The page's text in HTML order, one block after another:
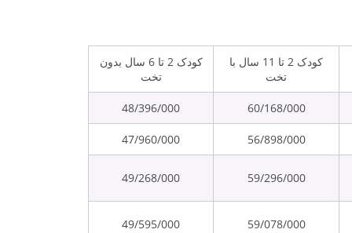
کودک 2 تا 11 سال با
تخت
کودک 2 تا 6 سال بدون
تخت
60/168/000
48/396/000
56/898/000
47/960/000
59/296/000
49/268/000
59/078/000
49/595/000